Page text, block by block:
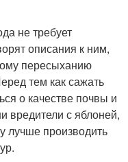
не требует
описания к ним,
пересыханию
тем как сажать
о качестве почвы и
вредители с яблоней,
лучше производить